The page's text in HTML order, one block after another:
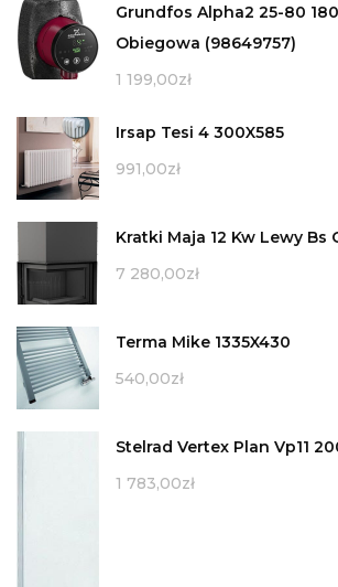
Grundfos Alpha2 25-80
Obiegowa (98649757)
1 199,00zł
Irsap Tesi 4 300X585
991,00zł
Kratki Maja 12 Kw Lewy Bs
7 280,00zł
Terma Mike 1335X430
540,00zł
Stelrad Vertex Plan Vp11
1 783,00zł